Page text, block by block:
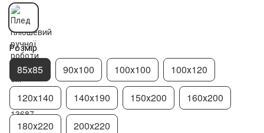
Розмір
85х85 90х100 100х100 100х120
120х140 140х190 150х200 160х200
180х220 200х220